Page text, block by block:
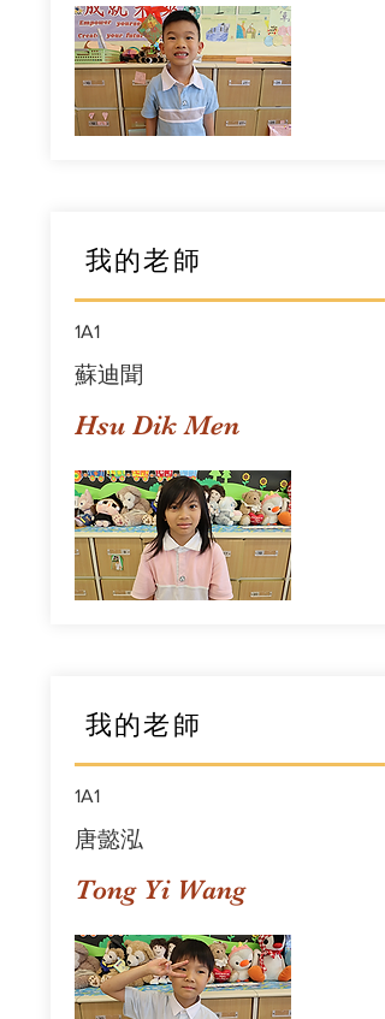
我的老師
1A1
蘇迪聞
Hsu Dik Men
我的老師
1A1
唐懿泓
Tong Yi Wang